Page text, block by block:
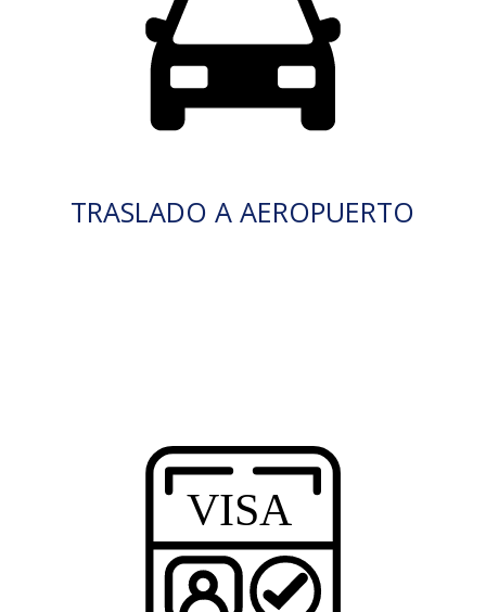
TRASLADO A AEROPUERTO